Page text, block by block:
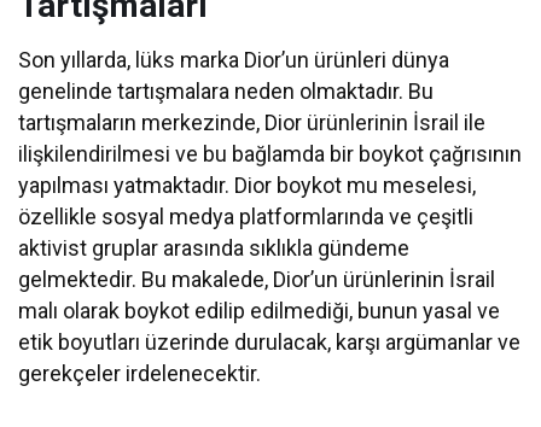
Son yıllarda, lüks marka Dior’un ürünleri dünya
genelinde tartışmalara neden olmaktadır. Bu
tartışmaların merkezinde, Dior ürünlerinin İsrail ile
ilişkilendirilmesi ve bu bağlamda bir boykot çağrısının
yapılması yatmaktadır. Dior boykot mu meselesi,
özellikle sosyal medya platformlarında ve çeşitli
aktivist gruplar arasında sıklıkla gündeme
gelmektedir. Bu makalede, Dior’un ürünlerinin İsrail
malı olarak boykot edilip edilmediği, bunun yasal ve
etik boyutları üzerinde durulacak, karşı argümanlar ve
gerekçeler irdelenecektir.